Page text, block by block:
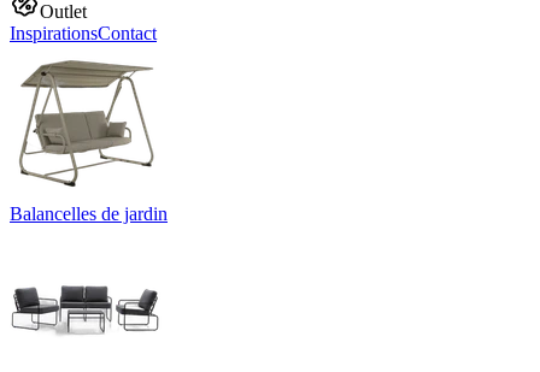
Outlet
InspirationsContact
Balancelles de jardin